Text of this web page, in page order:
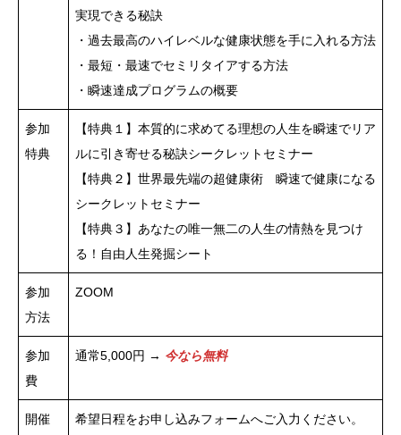
実現できる秘訣
・過去最高のハイレベルな健康状態を手に入れる方法
・最短・最速でセミリタイアする方法
・瞬速達成プログラムの概要
参加
特典
【特典１】本質的に求めてる理想の人生を瞬速でリア
ルに引き寄せる秘訣シークレットセミナー
【特典２】世界最先端の超健康術 瞬速で健康になる
シークレットセミナー
【特典３】あなたの唯一無二の人生の情熱を見つけ
る！自由人生発掘シート
参加
方法
ZOOM
参加
費
通常5,000円 → 今なら無料
開催
希望日程をお申し込みフォームへご入力ください。